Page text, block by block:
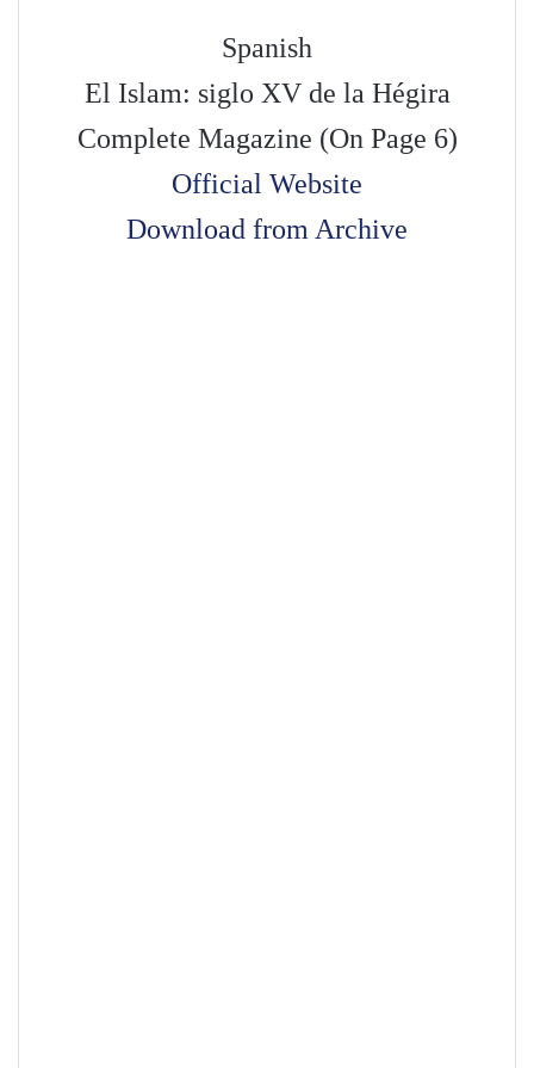
Spanish
El Islam: siglo XV de la Hégira
Complete Magazine (On Page 6)
Official Website
Download from Archive